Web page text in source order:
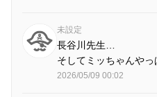
未設定
長谷川先生…
そしてミッちゃんや
2026/05/09 00:02